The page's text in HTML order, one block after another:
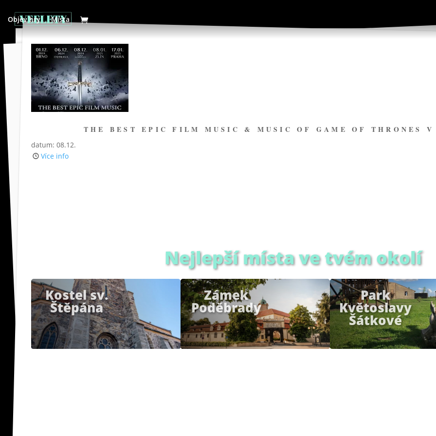
Objev hry Místa
THE BEST EPIC FILM MUSIC & MUSIC OF GAME OF THRONES V
datum: 08.12.
Více info
Nejlepší místa ve tvém okolí
Kostel sv.
Štěpána
Zámek
Poděbrady
Park
Květoslavy
Šátkové